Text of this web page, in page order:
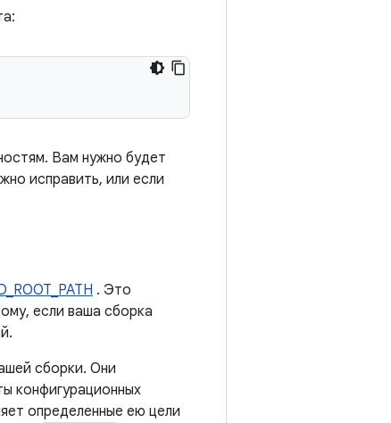
Вам нужно будет
исправить, или если
. Это
если ваша сборка
сборки. Они
конфигурационных
определенные ею цели